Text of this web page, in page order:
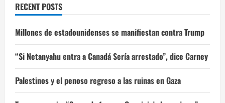
RECENT POSTS
Millones de estadounidenses se manifiestan contra Trump
“Si Netanyahu entra a Canadá Sería arrestado”, dice Carney
Palestinos y el penoso regreso a las ruinas en Gaza